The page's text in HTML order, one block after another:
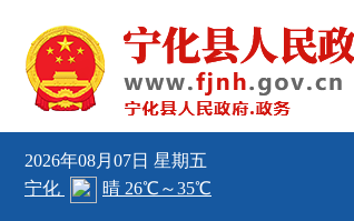
2026年08月07日 星期五